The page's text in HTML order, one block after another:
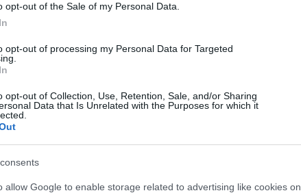
opt-out of the Sale of my Personal Data.
opt-out of processing my Personal Data for Targeted
opt-out of Collection, Use, Retention, Sale, and/or Sharing
Data that Is Unrelated with the Purposes for which it
allow Google to enable storage related to advertising like cookies on
tűnő tanácsadóról miért
És hogy ez a titokzatos ember miért
amiért más vagyonokat fizet. De azt
cégalapításra, és miért tűnik úgy, mintha
és az állami pénzekről van
on!